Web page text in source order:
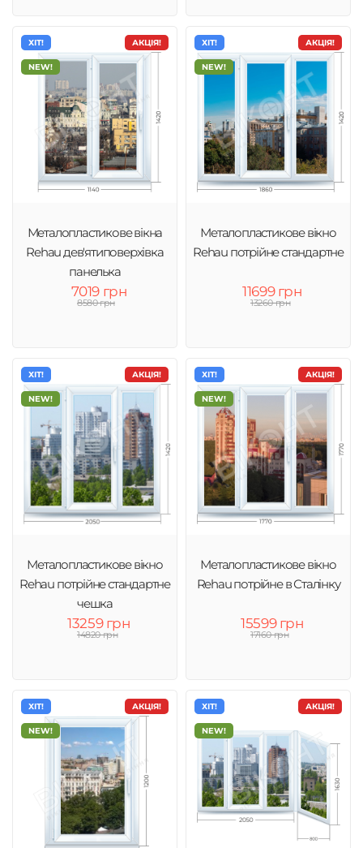
АКЦІЯ!
ХІТ!
NEW!
Металопластикове вікна
Rehau дев'ятиповерхівка
панелька
7019 грн
8580 грн
АКЦІЯ!
ХІТ!
NEW!
Металопластикове вікно
Rehau потрійне стандартне
11699 грн
13260 грн
АКЦІЯ!
ХІТ!
NEW!
Металопластикове вікно
Rehau потрійне стандартне
чешка
13259 грн
14820 грн
АКЦІЯ!
ХІТ!
NEW!
Металопластикове вікно
Rehau потрійне в Сталінку
15599 грн
17160 грн
АКЦІЯ!
ХІТ!
NEW!
АКЦІЯ!
ХІТ!
NEW!